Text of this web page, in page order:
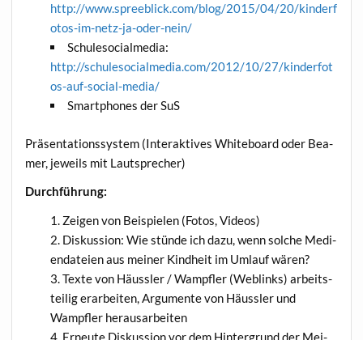
http://www.spreeblick.com/blog/2015/04/20/kinderf
otos-im-netz-ja-oder-nein/
Schu­le­so­cial­me­dia:
http://schulesocialmedia.com/2012/10/27/kinderfot
os-auf-social-media/
Smart­phones der SuS
Prä­sen­ta­ti­ons­sys­tem (Inter­ak­ti­ves White­board oder Bea­
mer, jeweils mit Lautsprecher)
Durch­füh­rung:
Zei­gen von Bei­spie­len (Fotos, Videos)
Dis­kus­si­on: Wie stün­de ich dazu, wenn sol­che Medi­
en­da­tei­en aus mei­ner Kind­heit im Umlauf wären?
Tex­te von Häuss­ler / Wampf­ler (Web­links) arbeits­
tei­lig erar­bei­ten, Argu­men­te von Häuss­ler und
Wampf­ler herausarbeiten
Erneu­te Dis­kus­si­on vor dem Hin­ter­grund der Mei­